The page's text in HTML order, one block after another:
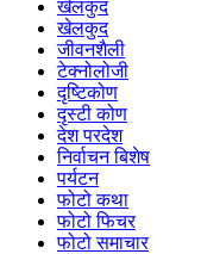
खेलकुद
खेलकुद
जीवनशैली
टेक्नोलोजी
दृष्टिकोण
दृस्टी कोण
देश परदेश
निर्वाचन बिशेष
पर्यटन
फोटो कथा
फोटो फिचर
फोटो समाचार